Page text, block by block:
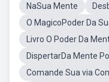
NaSua Mente
O MagicoPoder Da
Livro O Poder Da
DispertarDa Mente
Comande Sua via